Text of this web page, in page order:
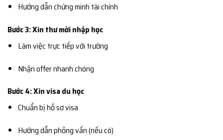
Hướng dẫn chứng minh tài chính
Bước 3: Xin thư mời nhập học
Làm việc trực tiếp với trường
Nhận offer nhanh chóng
Bước 4: Xin visa du học
Chuẩn bị hồ sơ visa
Hướng dẫn phỏng vấn (nếu có)